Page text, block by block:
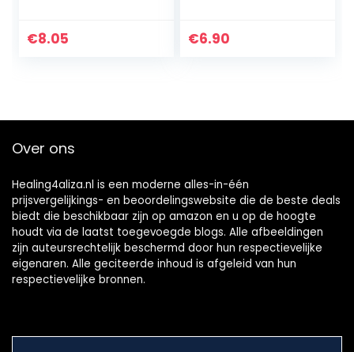
€8.05 €6.90
Over ons
Healing4aliza.nl is een moderne alles-in-één
prijsvergelijkings- en beoordelingswebsite die de beste deals
biedt die beschikbaar zijn op amazon en u op de hoogte
houdt via de laatst toegevoegde blogs. Alle afbeeldingen
zijn auteursrechtelijk beschermd door hun respectievelijke
eigenaren. Alle geciteerde inhoud is afgeleid van hun
respectievelijke bronnen.